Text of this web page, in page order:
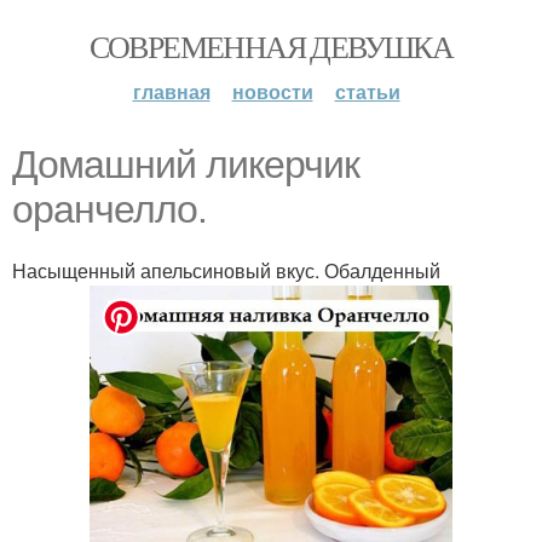
СОВРЕМЕННАЯ ДЕВУШКА
главная новости статьи
Домашний ликерчик
оранчелло.
Насыщенный апельсиновый вкус. Обалденный